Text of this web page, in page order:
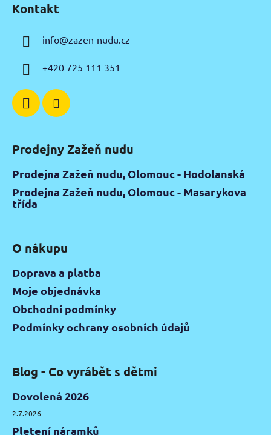
Kontakt
info@zazen-nudu.cz
+420 725 111 351
Prodejny Zažeň nudu
Prodejna Zažeň nudu, Olomouc - Hodolanská
Prodejna Zažeň nudu, Olomouc - Masarykova
třída
O nákupu
Doprava a platba
Moje objednávka
Obchodní podmínky
Podmínky ochrany osobních údajů
Blog - Co vyrábět s dětmi
Dovolená 2026
2.7.2026
Pletení náramků